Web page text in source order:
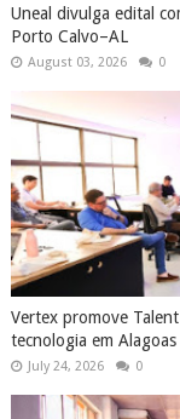
Uneal divulga edital
Porto Calvo–AL
August 03, 2026 0
Vertex promove
tecnologia em Alagoas
July 24, 2026 0